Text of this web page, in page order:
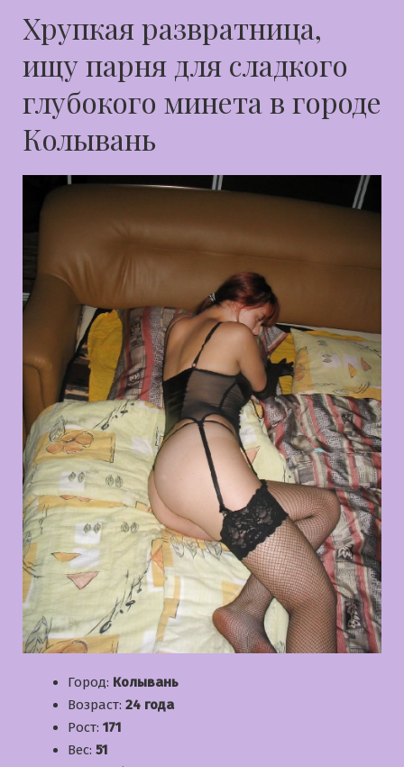
Хрупкая развратница,
ищу парня для сладкого
глубокого минета в городе
Колывань
Город: Колывань
Возраст: 24 года
Рост: 171
Вес: 51